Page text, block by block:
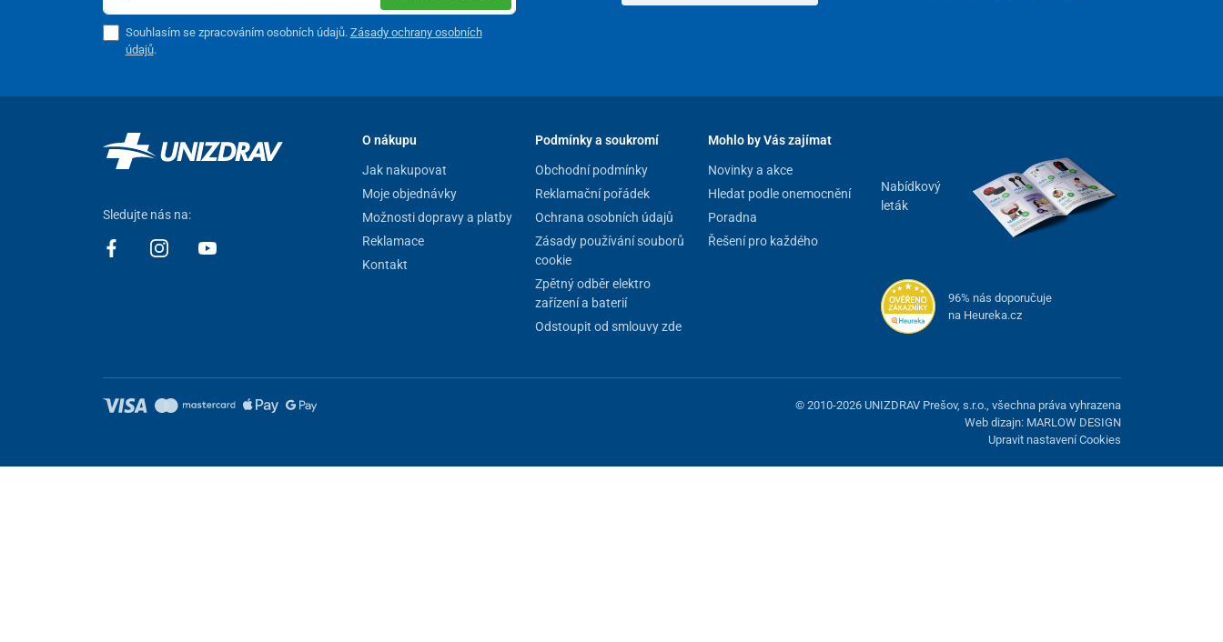
Souhlasím se zpracováním osobních údajů. Zásady ochrany osobních
údajů.
Sledujte nás na:
O nákupu
Jak nakupovat
Moje objednávky
Možnosti dopravy a platby
Reklamace
Kontakt
Podmínky a soukromí
Obchodní podmínky
Reklamační pořádek
Ochrana osobních údajů
Zásady používání souborů
cookie
Zpětný odběr elektro
zařízení a baterií
Odstoupit od smlouvy zde
Mohlo by Vás zajímat
Novinky a akce
Hledat podle onemocnění
Poradna
Řešení pro každého
Nabídkový
leták
96% nás doporučuje
na Heureka.cz
© 2010-2026 UNIZDRAV Prešov, s.r.o., všechna práva vyhrazena
Web dizajn: MARLOW DESIGN
Upravit nastavení Cookies